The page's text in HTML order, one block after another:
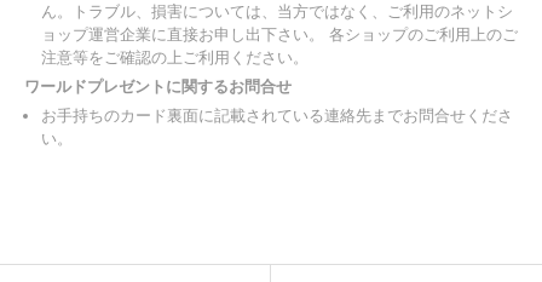
ん。トラブル、損害については、当方ではなく、ご利用のネットシ
ョップ運営企業に直接お申し出下さい。 各ショップのご利用上のご
注意等をご確認の上ご利用ください。
ワールドプレゼントに関するお問合せ
お手持ちのカード裏面に記載されている連絡先までお問合せくださ
い。